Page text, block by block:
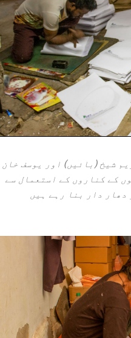
شیخ (بائیں) اور یوسف خان
کے کناروں کے استعمال سے
دھار دار بنا رہے ہیں